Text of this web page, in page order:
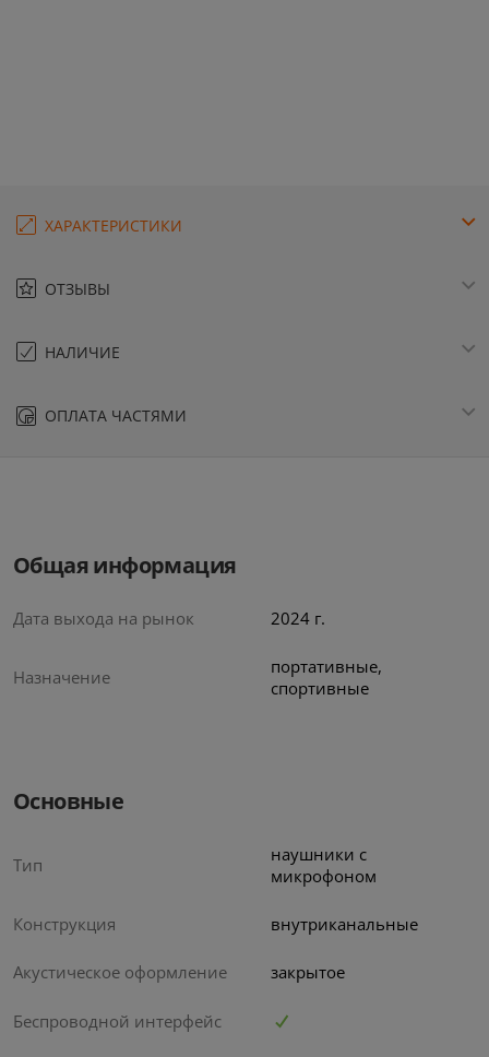
ХАРАКТЕРИСТИКИ
ОТЗЫВЫ
НАЛИЧИЕ
ОПЛАТА ЧАСТЯМИ
Общая информация
Дата выхода на рынок 2024 г.
Назначение
портативные,
спортивные
Основные
Тип
наушники с
микрофоном
Конструкция внутриканальные
Акустическое оформление закрытое
Беспроводной интерфейс